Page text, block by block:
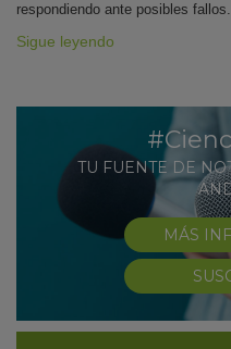
respondiendo ante posibles fallos.
Sigue leyendo
TU FUENTE DE
MÁS